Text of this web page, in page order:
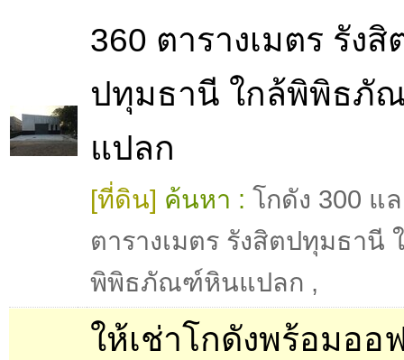
360 ตารางเมตร รังสิ
ปทุมธานี ใกล้พิพิธภั
แปลก
[ที่ดิน] ค้นหา : โกดัง 300 แ
ตารางเมตร รังสิตปทุมธานี
พิพิธภัณฑ์หินแปลก ,
ให้เช่าโกดังพร้อมออ